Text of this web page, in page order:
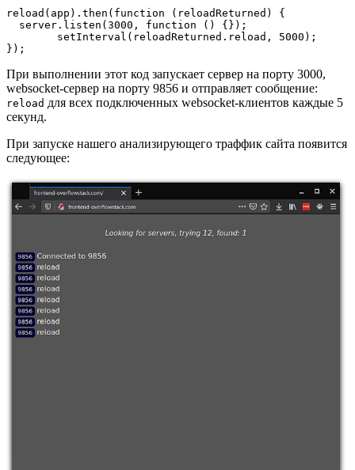
reload(app).then(function (reloadReturned) {
});
При выполнении этот код запускает сервер на порту 3000,
websocket-сервер на порту 9856 и отправляет сообщение:
reload для всех подключенных websocket-клиентов каждые 5
секунд.
При запуске нашего анализирующего траффик сайта появится
следующее: